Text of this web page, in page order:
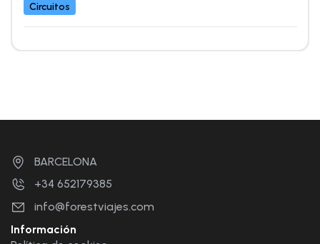
Circuitos
BARCELONA
+34 652179385
info@forestviajes.com
Información